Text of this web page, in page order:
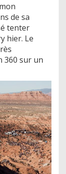
de sa
tenter
hier. Le
360 sur un